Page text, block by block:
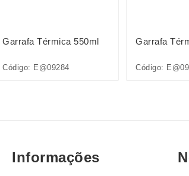
Garrafa Térmica 550ml
Código: E@09284
Garrafa
Código:
Informações